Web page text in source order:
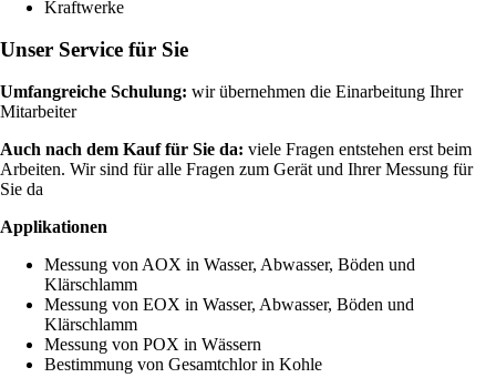
Kraftwerke
Unser Service für Sie
Umfangreiche Schulung: wir übernehmen die Einarbeitung Ihrer
Mitarbeiter
Auch nach dem Kauf für Sie da: viele Fragen entstehen erst beim
Arbeiten. Wir sind für alle Fragen zum Gerät und Ihrer Messung für
Sie da
Applikationen
Messung von AOX in Wasser, Abwasser, Böden und
Klärschlamm
Messung von EOX in Wasser, Abwasser, Böden und
Klärschlamm
Messung von POX in Wässern
Bestimmung von Gesamtchlor in Kohle